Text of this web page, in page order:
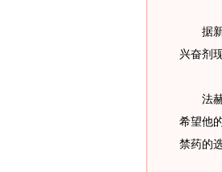
据新
兴奋剂
法赫
希望他
禁药的